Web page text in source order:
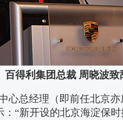
百得利集团总裁 周晓波致
心总经理（即前任北京
：“新开设的北京海淀保